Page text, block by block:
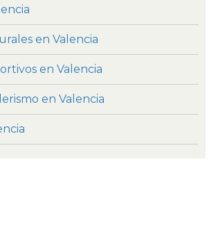
en Valencia
en Valencia
en Valencia